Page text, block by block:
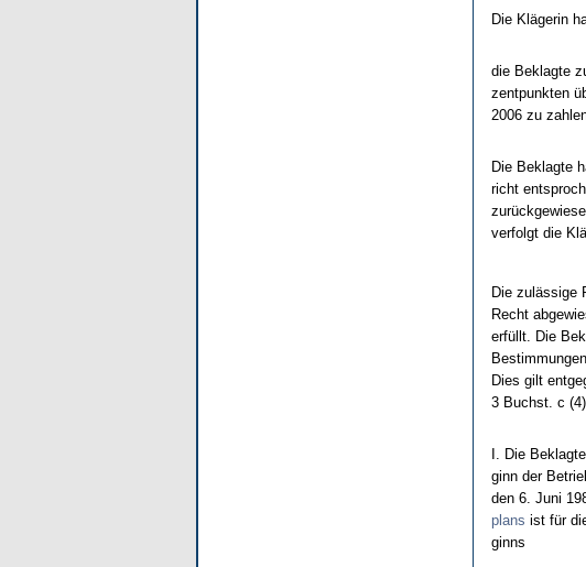
Die Kläge­rin
die Be­klag­te
zent­punk­ten
2006 zu
Die Be­klag­te
richt
ver­folgt die
Die zulässi­ge
Recht
erfüllt. Die
Dies gilt
3 Buchst. c
I. Die
ginn der
den 6. Ju­ni
plans ist für
ginns